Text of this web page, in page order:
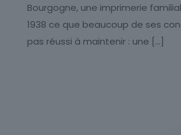
Bourgogne, une imprimerie
1938 ce que beaucoup de ses
pas réussi à maintenir : une […]